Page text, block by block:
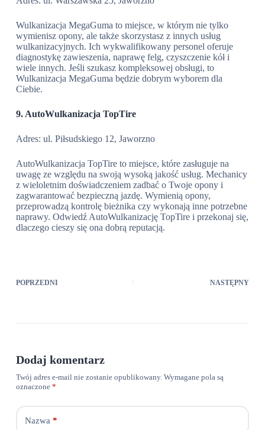
Wulkanizacja MegaGuma to miejsce, w którym nie tylko
wymienisz opony, ale także skorzystasz z innych usług
wulkanizacyjnych. Ich wykwalifikowany personel oferuje
diagnostykę zawieszenia, naprawę felg, czyszczenie kół i
wiele innych. Jeśli szukasz kompleksowej obsługi, to
Wulkanizacja MegaGuma będzie dobrym wyborem dla
Ciebie.
9. AutoWulkanizacja TopTire
Adres: ul. Piłsudskiego 12, Jaworzno
AutoWulkanizacja TopTire to miejsce, które zasługuje na
uwagę ze względu na swoją wysoką jakość usług. Mechanicy
z wieloletnim doświadczeniem zadbać o Twoje opony i
zagwarantować bezpieczną jazdę. Wymienią opony,
przeprowadzą kontrolę bieżnika czy wykonają inne potrzebne
naprawy. Odwiedź AutoWulkanizację TopTire i przekonaj się,
dlaczego cieszy się ona dobrą reputacją.
POPRZEDNI NASTĘPNY
Dodaj komentarz
Twój adres e-mail nie zostanie opublikowany. Wymagane pola są
oznaczone *
Nazwa *